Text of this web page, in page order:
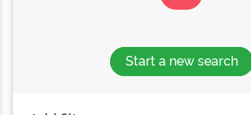
Start a new search